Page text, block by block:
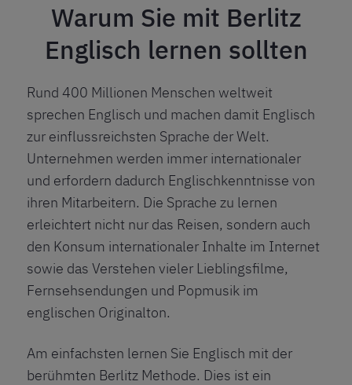
Warum Sie mit Berlitz
Englisch lernen sollten
Rund 400 Millionen Menschen weltweit
sprechen Englisch und machen damit Englisch
zur einflussreichsten Sprache der Welt.
Unternehmen werden immer internationaler
und erfordern dadurch Englischkenntnisse von
ihren Mitarbeitern. Die Sprache zu lernen
erleichtert nicht nur das Reisen, sondern auch
den Konsum internationaler Inhalte im Internet
sowie das Verstehen vieler Lieblingsfilme,
Fernsehsendungen und Popmusik im
englischen Originalton.
Am einfachsten lernen Sie Englisch mit der
berühmten Berlitz Methode. Dies ist ein